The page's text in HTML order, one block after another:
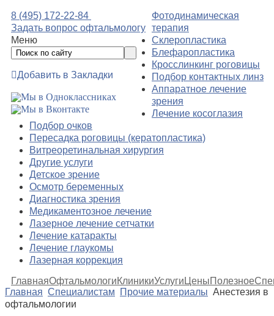
8 (495) 172-22-84
Задать вопрос офтальмологу
Меню
Добавить в Закладки
Фотодинамическая
терапия
Склеропластика
Блефаропластика
Кросслинкинг роговицы
Подбор контактных линз
Аппаратное лечение
зрения
Лечение косоглазия
Подбор очков
Пересадка роговицы (кератопластика)
Витреоретинальная хирургия
Другие услуги
Детское зрение
Осмотр беременных
Диагностика зрения
Медикаментозное лечение
Лазерное лечение сетчатки
Лечение катаракты
Лечение глаукомы
Лазерная коррекция
ГлавнаяОфтальмологиКлиникиУслуги ЦеныПолезное
Главная Специалистам Прочие материалы Анестезия в
офтальмологии